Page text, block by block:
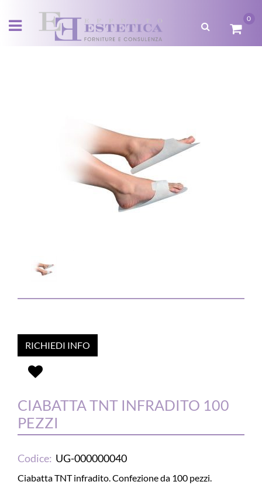
Open menu
0
RICHIEDI INFO
CIABATTA TNT INFRADITO 100
PEZZI
Codice: UG-000000040
Ciabatta TNT infradito. Confezione da 100 pezzi.